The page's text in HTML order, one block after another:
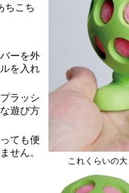
これくらいの
ちこち
ーを外
を入れ
ラッシ
遊び方
ても便
せん。